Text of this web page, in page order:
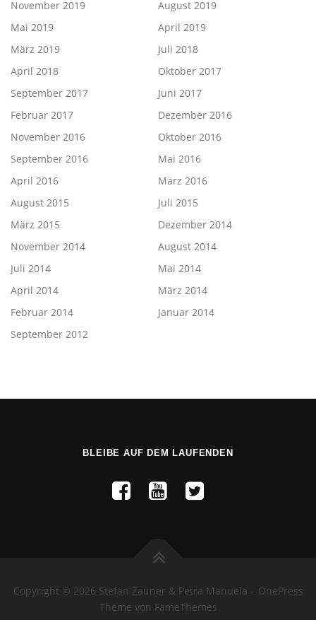
November 2019
August 2019
Mai 2019
April 2019
März 2019
Juli 2018
April 2018
Oktober 2017
September 2017
Juni 2017
Februar 2017
Dezember 2016
November 2016
Oktober 2016
September 2016
Mai 2016
April 2016
März 2016
August 2015
Juli 2015
März 2015
Dezember 2014
November 2014
August 2014
Juli 2014
Mai 2014
April 2014
März 2014
Februar 2014
Januar 2014
September 2012
BLEIBE AUF DEM LAUFENDEN
Copyright © 2026 Stefan Zauner & Petra Manuela – OnePress
Theme von FameThemes